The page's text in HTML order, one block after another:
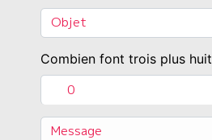
Combien font trois plus huit